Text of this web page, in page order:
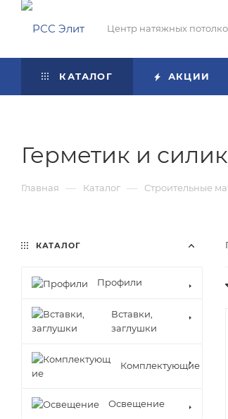
Центр натяжных
КАТАЛОГ АКЦИИ
Герметик и
Главная — Каталог — Строительные
КАТАЛОГ
Профили
Вставки,
заглушки
Комплектующие
Освещение